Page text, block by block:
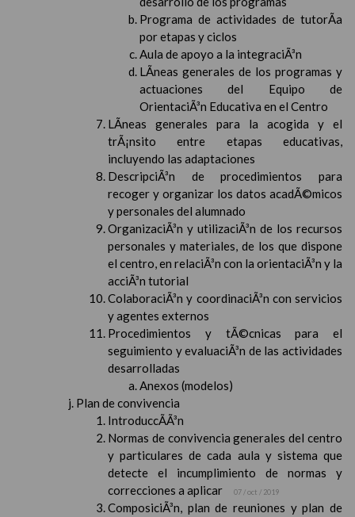
Programa de actividades de tutorÃ­a
por etapas y ciclos
Aula de apoyo a la integraciÃ³n
LÃ­neas generales de los programas y
actuaciones del Equipo de
OrientaciÃ³n Educativa en el Centro
LÃ­neas generales para la acogida y el
trÃ¡nsito entre etapas educativas,
incluyendo las adaptaciones
DescripciÃ³n de procedimientos para
recoger y organizar los datos acadÃ©micos
y personales del alumnado
OrganizaciÃ³n y utilizaciÃ³n de los recursos
personales y materiales, de los que dispone
el centro, en relaciÃ³n con la orientaciÃ³n y la
acciÃ³n tutorial
ColaboraciÃ³n y coordinaciÃ³n con servicios
y agentes externos
Procedimientos y tÃ©cnicas para el
seguimiento y evaluaciÃ³n de las actividades
desarrolladas
Anexos (modelos)
Plan de convivencia
IntroduccÃ­Ã³n
Normas de convivencia generales del centro
y particulares de cada aula y sistema que
detecte el incumplimiento de normas y
correcciones a aplicar
07 / oct / 2019
ComposiciÃ³n, plan de reuniones y plan de